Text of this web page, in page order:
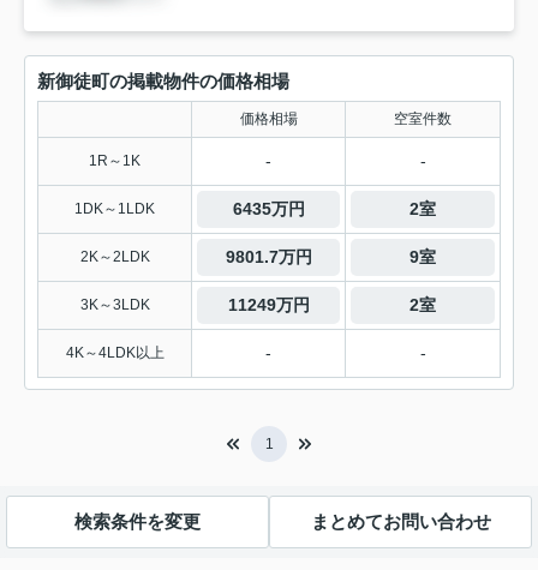
新御徒町の掲載物件の価格相場
価格相場 空室件数
1R～1K - -
1DK～1LDK 6435万円 2室
2K～2LDK 9801.7万円 9室
3K～3LDK 11249万円 2室
4K～4LDK以上 - -
1
検索条件を変更 まとめてお問い合わせ